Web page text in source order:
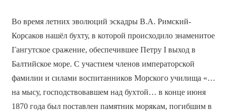
Во время летних эволюций эскадры В.А. Римский-
Корсаков нашёл бухту, в которой происходило знаменитое
Гангутское сражение, обеспечившее Петру I выход в
Балтийское море. С участием членов императорской
фамилии и силами воспитанников Морского училища «…
на мысу, господствовавшем над бухтой… в конце июня
1870 года был поставлен памятник морякам, погибшим в